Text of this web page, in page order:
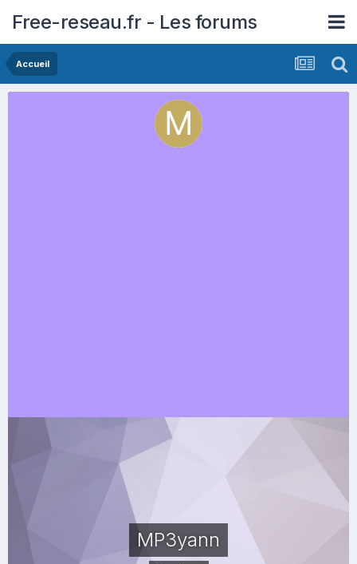
Free-reseau.fr - Les forums
Accueil
MP3yann